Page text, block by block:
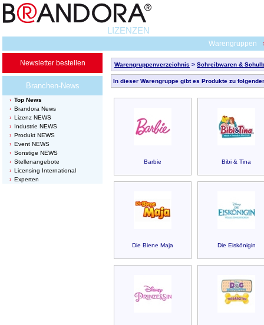
LIZENZEN
Warengruppen
Newsletter bestellen
Branchen-News
Top News
Brandora News
Lizenz NEWS
Industrie NEWS
Produkt NEWS
Event NEWS
Sonstige NEWS
Stellenangebote
Licensing International
Experten
Warengruppenverzeichnis > Schreibwaren &
In dieser Warengruppe gibt es Produkte zu
Barbie Bibi & Tina
Die Biene Maja Die Eiskönigin